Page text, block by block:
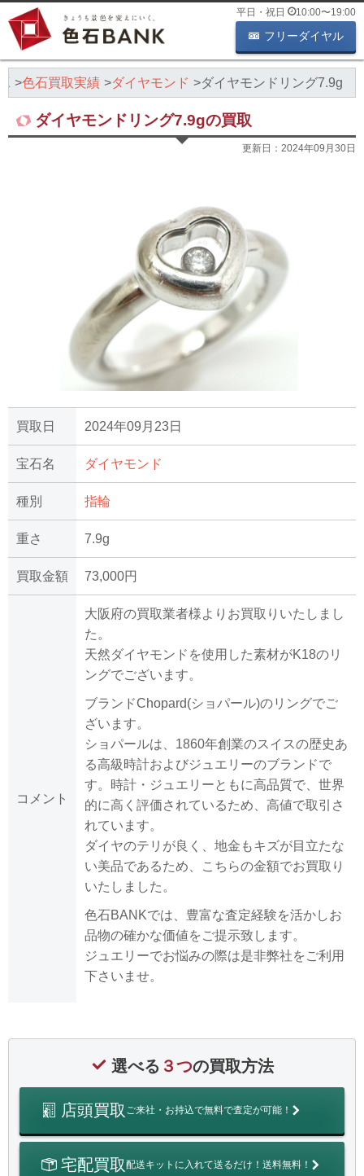
平日・祝日 10:00〜19:00
フリーダイヤル
色石買取実績 ダイヤモンド ダイヤモンドリング7.9g
ダイヤモンドリング7.9gの買取
更新日： 2024年09月30日
買取日 2024年09月23日
宝石名 ダイヤモンド
種別 指輪
重さ 7.9g
買取金額 73,000円
コメント
大阪府の買取業者様よりお買取りいたしまし
た。
天然ダイヤモンドを使用した素材がK18のリ
ングでございます。
ブランドChopard(ショパール)のリングでご
ざいます。
ショパールは、1860年創業のスイスの歴史あ
る高級時計およびジュエリーのブランドで
す。時計・ジュエリーともに高品質で、世界
的に高く評価されているため、高値で取引さ
れています。
ダイヤのテリが良く、地金もキズが目立たな
い美品であるため、こちらの金額でお買取り
いたしました。
色石BANKでは、豊富な査定経験を活かしお
品物の確かな価値をご提示致します。
ジュエリーでお悩みの際は是非弊社をご利用
下さいませ。
選べる ３つの買取方法
店頭買取 ご来社・お持込で無料で査定が可能！
宅配買取配送キットに入れて送るだけ！送料無料！